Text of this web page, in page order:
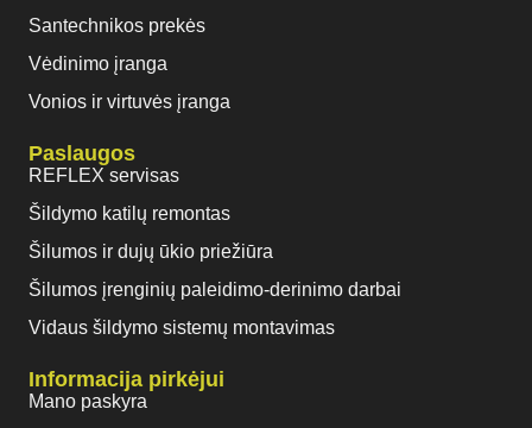
Santechnikos prekės
Vėdinimo įranga
Vonios ir virtuvės įranga
Paslaugos
REFLEX servisas
Šildymo katilų remontas
Šilumos ir dujų ūkio priežiūra
Šilumos įrenginių paleidimo-derinimo darbai
Vidaus šildymo sistemų montavimas
Informacija pirkėjui
Mano paskyra